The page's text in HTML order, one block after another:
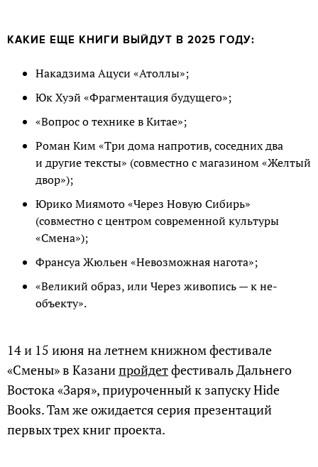
КАКИЕ ЕЩЕ КНИГИ ВЫЙДУТ В 2025 ГОДУ:
Накадзима Ацуси «Атоллы»;
Юк Хуэй «Фрагментация будущего»;
«Вопрос о технике в Китае»;
Роман Ким «Три дома напротив, соседних два
и другие тексты» (совместно с магазином «Желтый
двор»);
Юрико Миямото «Через Новую Сибирь»
(совместно с центром современной культуры
«Смена»);
Франсуа Жюльен «Невозможная нагота»;
«Великий образ, или Через живопись — к не-
объекту».
14 и 15 июня на летнем книжном фестивале
«Смены» в Казанипройдетфестиваль Дальнего
Востока «Заря», приуроченный к запуску Hide
Books. Там же ожидается серия презентаций
первых трех книг проекта.